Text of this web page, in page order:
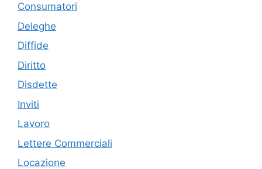
Consumatori
Deleghe
Diffide
Diritto
Disdette
Inviti
Lavoro
Lettere Commerciali
Locazione